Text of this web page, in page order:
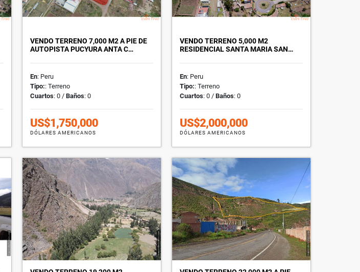
VENDO TERRENO 7,000 M2 A PIE DE
AUTOPISTA PUCYURA ANTA C…
En: Peru
Tipo:: Terreno
Cuartos: 0 / Baños: 0
US$1,750,000
DÓLARES AMERICANOS
VENDO TERRENO 5,000 M2
RESIDENCIAL SANTA MARIA SAN…
En: Peru
Tipo:: Terreno
Cuartos: 0 / Baños: 0
US$2,000,000
DÓLARES AMERICANOS